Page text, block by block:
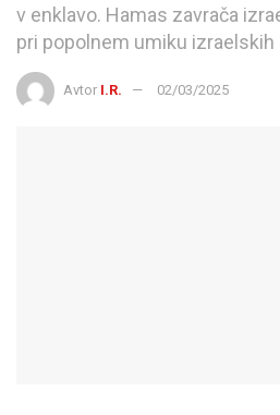
v enklavo. Hamas zavrača
pri popolnem umiku izraelskih
Avtor I.R. 02/03/2025